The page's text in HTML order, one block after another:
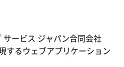
サービス ジャパン合同会社
するウェブアプリケーション